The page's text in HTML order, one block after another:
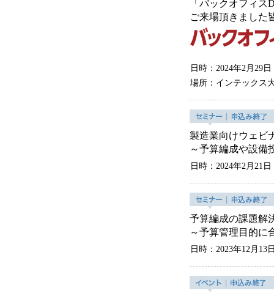
「バックオフィ
ご来場頂きました
日時：2024年2月29
場所：インテックス
製造業向けウェビ
～予算編成や設備
日時：2024年2月21
予算編成の課題解
～予算管理目的に
日時：2023年12月13